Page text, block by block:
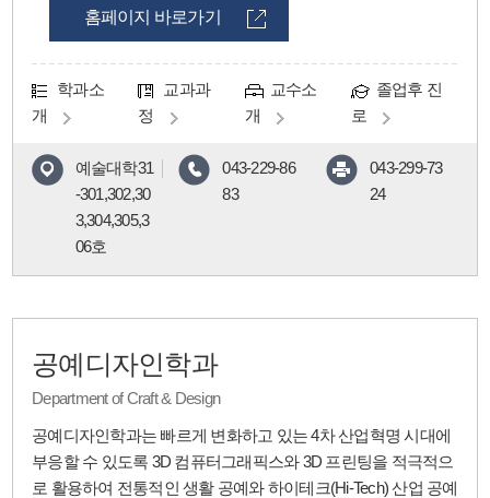
홈페이지 바로가기
학과소
개
교과과
정
교수소
개
졸업후 진
로
예술대학31
-301,302,30
3,304,305,3
06호
043-229-86
83
043-299-73
24
공예디자인학과
Department of Craft & Design
공예디자인학과는 빠르게 변화하고 있는 4차 산업혁명 시대에
부응할 수 있도록 3D 컴퓨터그래픽스와 3D 프린팅을 적극적으
로 활용하여 전통적인 생활 공예와 하이테크(Hi-Tech) 산업 공예